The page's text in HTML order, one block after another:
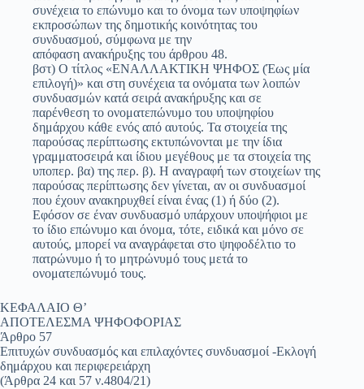
συνέχεια το επώνυμο και το όνομα των υποψηφίων
εκπροσώπων της δημοτικής κοινότητας του
συνδυασμού, σύμφωνα με την
απόφαση ανακήρυξης του άρθρου 48.
βστ) Ο τίτλος «ΕΝΑΛΛΑΚΤΙΚΗ ΨΗΦΟΣ (Έως μία
επιλογή)» και στη συνέχεια τα ονόματα των λοιπών
συνδυασμών κατά σειρά ανακήρυξης και σε
παρένθεση το ονοματεπώνυμο του υποψηφίου
δημάρχου κάθε ενός από αυτούς. Τα στοιχεία της
παρούσας περίπτωσης εκτυπώνονται με την ίδια
γραμματοσειρά και ίδιου μεγέθους με τα στοιχεία της
υποπερ. βα) της περ. β). Η αναγραφή των στοιχείων της
παρούσας περίπτωσης δεν γίνεται, αν οι συνδυασμοί
που έχουν ανακηρυχθεί είναι ένας (1) ή δύο (2).
Εφόσον σε έναν συνδυασμό υπάρχουν υποψήφιοι με
το ίδιο επώνυμο και όνομα, τότε, ειδικά και μόνο σε
αυτούς, μπορεί να αναγράφεται στο ψηφοδέλτιο το
πατρώνυμο ή το μητρώνυμό τους μετά το
ονοματεπώνυμό τους.
ΚΕΦΑΛΑΙΟ Θ’
ΑΠΟΤΕΛΕΣΜΑ ΨΗΦΟΦΟΡΙΑΣ
Άρθρο 57
Επιτυχών συνδυασμός και επιλαχόντες συνδυασμοί -Εκλογή
δημάρχου και περιφερειάρχη
(Άρθρα 24 και 57 ν.4804/21)